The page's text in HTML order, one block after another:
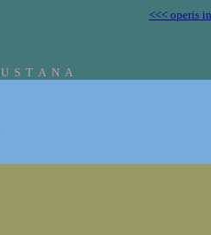
<<< operis
S T A N A